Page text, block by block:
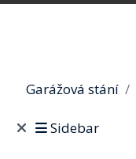
Garážová stání
Sidebar